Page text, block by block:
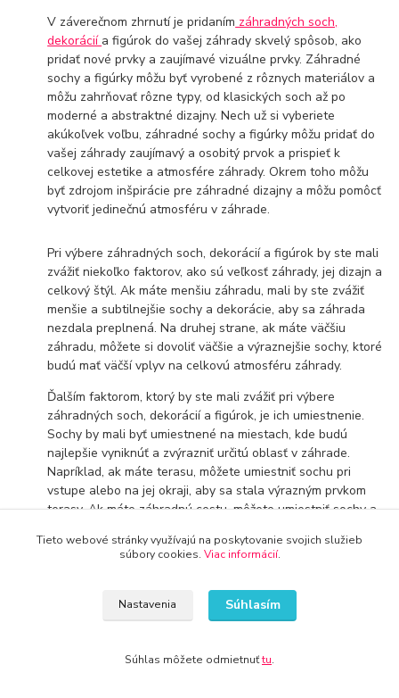
V záverečnom zhrnutí je pridaním záhradných soch,
dekorácií a figúrok do vašej záhrady skvelý spôsob, ako
pridať nové prvky a zaujímavé vizuálne prvky. Záhradné
sochy a figúrky môžu byť vyrobené z rôznych materiálov a
môžu zahrňovať rôzne typy, od klasických soch až po
moderné a abstraktné dizajny. Nech už si vyberiete
akúkoľvek voľbu, záhradné sochy a figúrky môžu pridať do
vašej záhrady zaujímavý a osobitý prvok a prispieť k
celkovej estetike a atmosfére záhrady. Okrem toho môžu
byť zdrojom inšpirácie pre záhradné dizajny a môžu pomôcť
vytvoriť jedinečnú atmosféru v záhrade.
Pri výbere záhradných soch, dekorácií a figúrok by ste mali
zvážiť niekoľko faktorov, ako sú veľkosť záhrady, jej dizajn a
celkový štýl. Ak máte menšiu záhradu, mali by ste zvážiť
menšie a subtilnejšie sochy a dekorácie, aby sa záhrada
nezdala preplnená. Na druhej strane, ak máte väčšiu
záhradu, môžete si dovoliť väčšie a výraznejšie sochy, ktoré
budú mať väčší vplyv na celkovú atmosféru záhrady.
Ďalším faktorom, ktorý by ste mali zvážiť pri výbere
záhradných soch, dekorácií a figúrok, je ich umiestnenie.
Sochy by mali byť umiestnené na miestach, kde budú
najlepšie vyniknúť a zvýrazniť určitú oblasť v záhrade.
Napríklad, ak máte terasu, môžete umiestniť sochu pri
vstupe alebo na jej okraji, aby sa stala výrazným prvkom
terasy. Ak máte záhradnú cestu, môžete umiestniť sochy a
prvky pre návštevníkov.
prilákať živočíchy do záhrady, ako sú vtáky, motýle a včely.
Môžete si vybrať sochy, ktoré sú vhodné pre konkrétny druh
radi zdržujú. Okrem toho môžete použiť záhradné sochy a
Tieto webové stránky využívajú na poskytovanie svojich služieb
súbory cookies. Viac informácií.
Nastavenia Súhlasím
Súhlas môžete odmietnuťtu.